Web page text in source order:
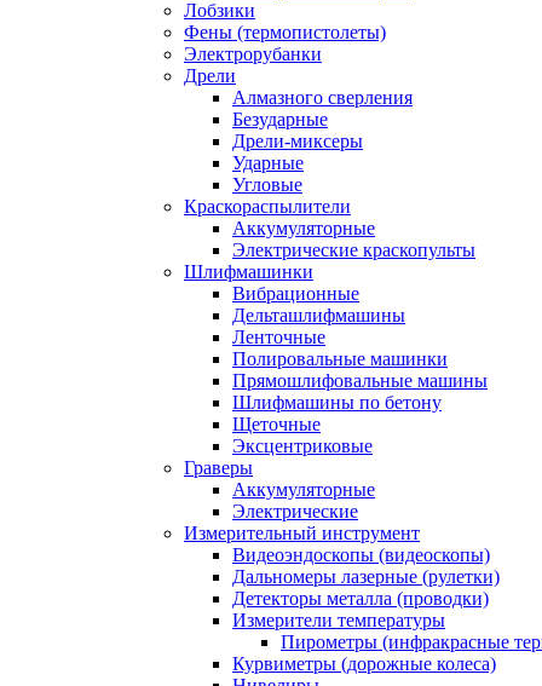
Лобзики
Фены (термопистолеты)
Электрорубанки
Дрели
Алмазного сверления
Безударные
Дрели-миксеры
Ударные
Угловые
Краскораспылители
Аккумуляторные
Электрические краскопульты
Шлифмашинки
Вибрационные
Дельташлифмашины
Ленточные
Полировальные машинки
Прямошлифовальные машины
Шлифмашины по бетону
Щеточные
Эксцентриковые
Граверы
Аккумуляторные
Электрические
Измерительный инструмент
Видеоэндоскопы (видеоскопы)
Дальномеры лазерные (рулетки)
Детекторы металла (проводки)
Измерители температуры
Пирометры (инфракрасные
Курвиметры (дорожные колеса)